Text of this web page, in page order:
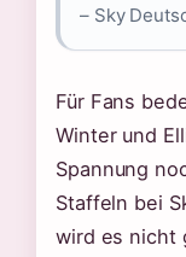
– Sky
Für Fans
Winter und
Spannung
Staffeln bei
wird es nicht